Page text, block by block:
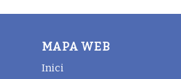
MAPA WEB
Inici